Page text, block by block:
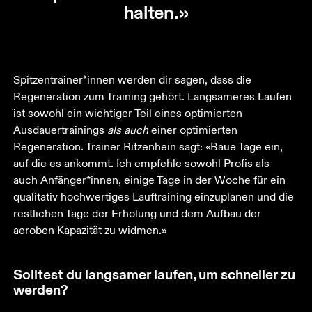
halten.»
Spitzentrainer*innen werden dir sagen, dass die
Regeneration zum Training gehört. Langsameres Laufen
ist sowohl ein wichtiger Teil eines optimierten
Ausdauertrainings als auch einer optimierten
Regeneration. Trainer Ritzenhein sagt: «Baue Tage ein,
auf die es ankommt. Ich empfehle sowohl Profis als
auch Anfänger*innen, einige Tage in der Woche für ein
qualitativ hochwertiges Lauftraining einzuplanen und die
restlichen Tage der Erholung und dem Aufbau der
aeroben Kapazität zu widmen.»
Solltest du langsamer laufen, um schneller zu
werden?